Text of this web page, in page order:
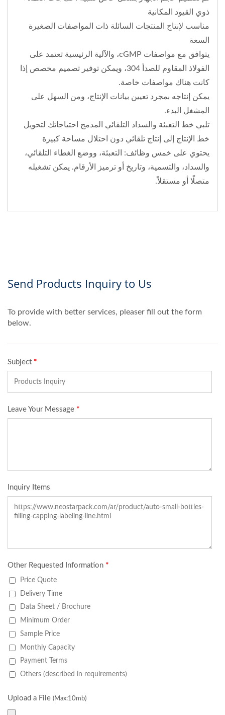
ذوي القيود المكانية
مناسب لإنتاج المنتجات السائلة ذات المواصفات الصغيرة
السعة
يتوافق مع مواصفات cGMP، والآلية الرئيسية تعتمد على
الفولاذ المقاوم للصدأ 304، ويمكن توفير تصميم مخصص إذا
كانت هناك مواصفات خاصة.
يمكن إنتاجه بمجرد تعيين بيانات الإنتاج، ومن السهل على
المشغل البدء.
تلبي خط التعبئة والسداد التلقائي المدمج احتياجاتك لتحويل
خط الإنتاج إلى إنتاج تلقائي دون احتلال مساحة كبيرة
يحتوي على خمس وظائف: التعبئة، ووضع الغطاء التلقائي،
والسداد، والتسمية، وتاريخ أو ترميز الأرقام. يمكن تشغيله
متصلًا أو مستقلاً.